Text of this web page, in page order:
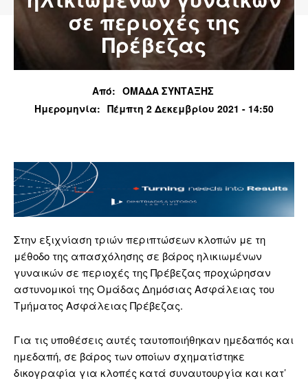
σε περιοχές της
Πρέβεζας
Από: ΟΜΑΔΑ ΣΥΝΤΑΞΗΣ
Ημερομηνία: Πέμπτη 2 Δεκεμβρίου 2021 - 14:50
Στην εξιχνίαση τριών περιπτώσεων κλοπών με τη
μέθοδο της απασχόλησης σε βάρος ηλικιωμένων
γυναικών σε περιοχές της Πρέβεζας προχώρησαν
αστυνομικοί της Ομάδας Δημόσιας Ασφάλειας του
Τμήματος Ασφάλειας Πρέβεζας.
Για τις υποθέσεις αυτές ταυτοποιήθηκαν ημεδαπός και
ημεδαπή, σε βάρος των οποίων σχηματίστηκε
δικογραφία για κλοπές κατά συναυτουργία και κατ’